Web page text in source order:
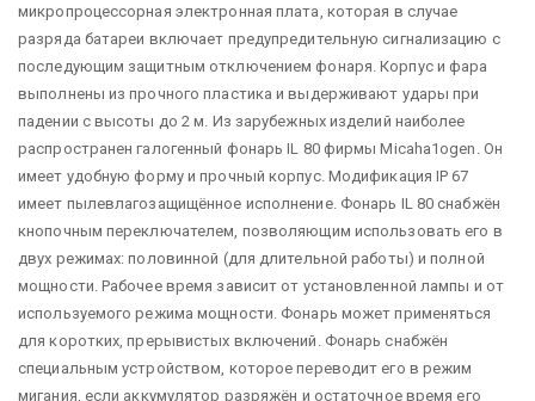
микропроцессорная электронная плата, которая в случае
разряда батареи включает предупредительную сигнализацию с
последующим защитным отключением фонаря. Корпус и фара
выполнены из прочного пластика и выдерживают удары при
падении с высоты до 2 м. Из зарубежных изделий наиболее
распространен галогенный фонарь IL 80 фирмы Мiсаhа1оgеn. Он
имеет удобную форму и прочный корпус. Модификация IР 67
имеет пылевлагозащищённое исполнение. Фонарь IL 80 снабжён
кнопочным переключателем, позволяющим использовать его в
двух режимах: половинной (для длительной работы) и полной
мощности. Рабочее время зависит от установленной лампы и от
используемого режима мощности. Фонарь может применяться
для коротких, прерывистых включений. Фонарь снабжён
специальным устройством, которое переводит его в режим
мигания, если аккумулятор разряжён и остаточное время его